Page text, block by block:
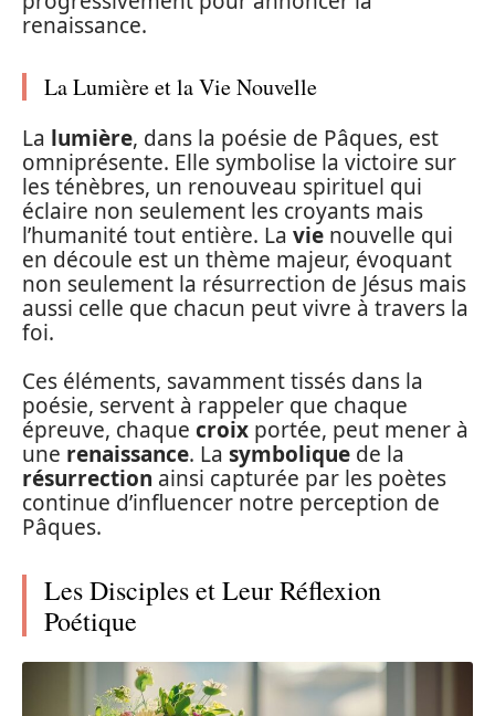
renaissance.
La Lumière et la Vie Nouvelle
La lumière, dans la poésie de Pâques, est
omniprésente. Elle symbolise la victoire sur
les ténèbres, un renouveau spirituel qui
éclaire non seulement les croyants mais
l’humanité tout entière. La vie nouvelle qui
en découle est un thème majeur, évoquant
non seulement la résurrection de Jésus mais
aussi celle que chacun peut vivre à travers la
foi.
Ces éléments, savamment tissés dans la
poésie, servent à rappeler que chaque
épreuve, chaque croix portée, peut mener à
une renaissance. La symbolique de la
résurrection ainsi capturée par les poètes
continue d’influencer notre perception de
Pâques.
Les Disciples et Leur Réflexion
Poétique